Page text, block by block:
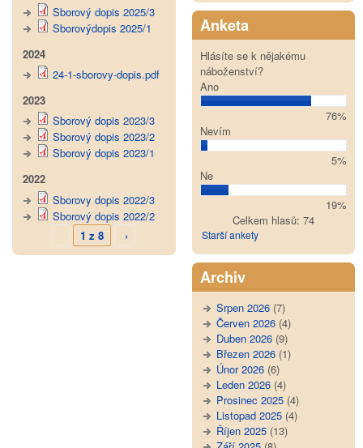
Sborový dopis 2025/3
Sborovýdopis 2025/1
2024
24-1-sborovy-dopis.pdf
2023
Sborový dopis 2023/3
Sborový dopis 2023/2
Sborový dopis 2023/1
2022
Sborovy dopis 2022/3
Sborový dopis 2022/2
1 z 8
›
Anketa
Hlásíte se k nějakému
náboženství?
Ano
76%
Nevím
5%
Ne
19%
Celkem hlasů: 74
Starší ankety
Archiv
Srpen 2026(7)
Červen 2026(4)
Duben 2026(9)
Březen 2026(1)
Únor 2026(6)
Leden 2026(4)
Prosinec 2025(4)
Listopad 2025(4)
Říjen 2025(13)